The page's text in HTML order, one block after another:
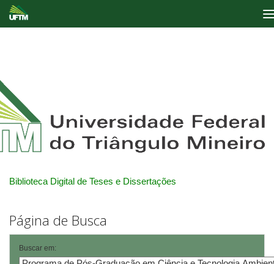
Biblioteca Digital de Teses e Dissertações
Página de Busca
Buscar em: